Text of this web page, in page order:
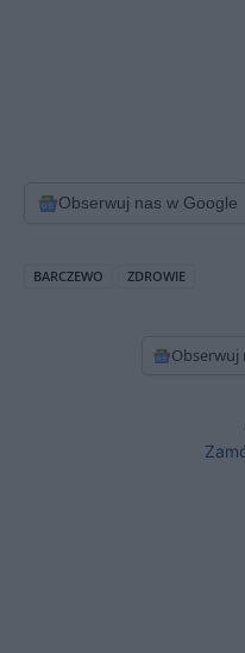
Obserwuj nas w Google
BARCZEWO ZDROWIE
Obserwuj